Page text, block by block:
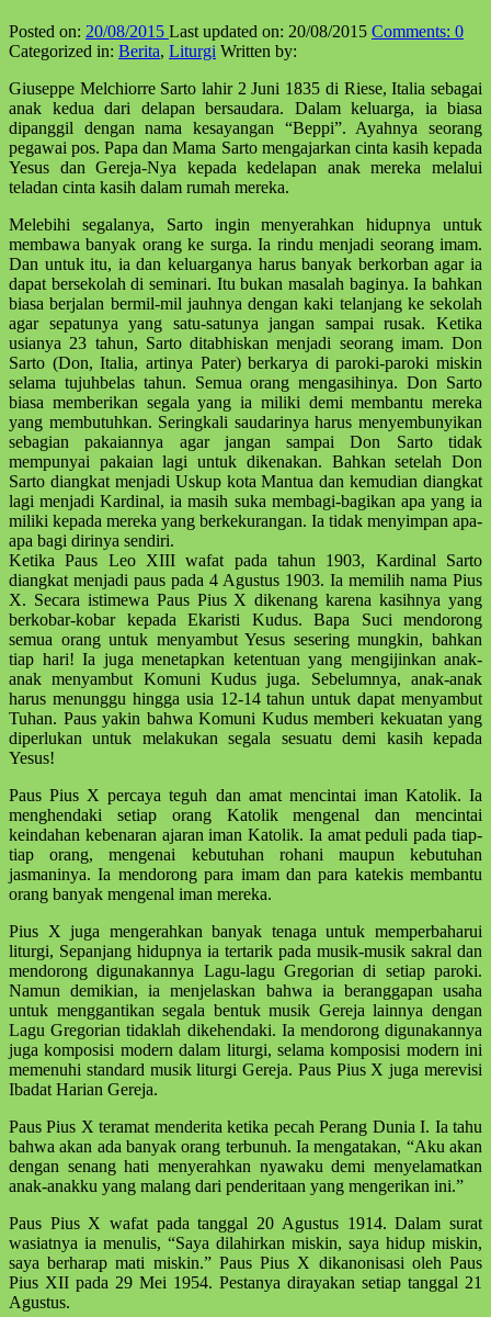
Posted on: 20/08/2015 Last updated on: 20/08/2015 Comments: 0
Categorized in: Berita, Liturgi Written by:
Giuseppe Melchiorre Sarto lahir 2 Juni 1835 di Riese, Italia sebagai
anak kedua dari delapan bersaudara. Dalam keluarga, ia biasa
dipanggil dengan nama kesayangan “Beppi”. Ayahnya seorang
pegawai pos. Papa dan Mama Sarto mengajarkan cinta kasih kepada
Yesus dan Gereja-Nya kepada kedelapan anak mereka melalui
teladan cinta kasih dalam rumah mereka.
Melebihi segalanya, Sarto ingin menyerahkan hidupnya untuk
membawa banyak orang ke surga. Ia rindu menjadi seorang imam.
Dan untuk itu, ia dan keluarganya harus banyak berkorban agar ia
dapat bersekolah di seminari. Itu bukan masalah baginya. Ia bahkan
biasa berjalan bermil-mil jauhnya dengan kaki telanjang ke sekolah
agar sepatunya yang satu-satunya jangan sampai rusak. Ketika
usianya 23 tahun, Sarto ditabhiskan menjadi seorang imam. Don
Sarto (Don, Italia, artinya Pater) berkarya di paroki-paroki miskin
selama tujuhbelas tahun. Semua orang mengasihinya. Don Sarto
biasa memberikan segala yang ia miliki demi membantu mereka
yang membutuhkan. Seringkali saudarinya harus menyembunyikan
sebagian pakaiannya agar jangan sampai Don Sarto tidak
mempunyai pakaian lagi untuk dikenakan. Bahkan setelah Don
Sarto diangkat menjadi Uskup kota Mantua dan kemudian diangkat
lagi menjadi Kardinal, ia masih suka membagi-bagikan apa yang ia
miliki kepada mereka yang berkekurangan. Ia tidak menyimpan apa-
apa bagi dirinya sendiri.
Ketika Paus Leo XIII wafat pada tahun 1903, Kardinal Sarto
diangkat menjadi paus pada 4 Agustus 1903. Ia memilih nama Pius
X. Secara istimewa Paus Pius X dikenang karena kasihnya yang
berkobar-kobar kepada Ekaristi Kudus. Bapa Suci mendorong
semua orang untuk menyambut Yesus sesering mungkin, bahkan
tiap hari! Ia juga menetapkan ketentuan yang mengijinkan anak-
anak menyambut Komuni Kudus juga. Sebelumnya, anak-anak
harus menunggu hingga usia 12-14 tahun untuk dapat menyambut
Tuhan. Paus yakin bahwa Komuni Kudus memberi kekuatan yang
diperlukan untuk melakukan segala sesuatu demi kasih kepada
Yesus!
Paus Pius X percaya teguh dan amat mencintai iman Katolik. Ia
menghendaki setiap orang Katolik mengenal dan mencintai
keindahan kebenaran ajaran iman Katolik. Ia amat peduli pada tiap-
tiap orang, mengenai kebutuhan rohani maupun kebutuhan
jasmaninya. Ia mendorong para imam dan para katekis membantu
orang banyak mengenal iman mereka.
Pius X juga mengerahkan banyak tenaga untuk memperbaharui
liturgi, Sepanjang hidupnya ia tertarik pada musik-musik sakral dan
mendorong digunakannya Lagu-lagu Gregorian di setiap paroki.
Namun demikian, ia menjelaskan bahwa ia beranggapan usaha
untuk menggantikan segala bentuk musik Gereja lainnya dengan
Lagu Gregorian tidaklah dikehendaki. Ia mendorong digunakannya
juga komposisi modern dalam liturgi, selama komposisi modern ini
memenuhi standard musik liturgi Gereja. Paus Pius X juga merevisi
Ibadat Harian Gereja.
Paus Pius X teramat menderita ketika pecah Perang Dunia I. Ia tahu
bahwa akan ada banyak orang terbunuh. Ia mengatakan, “Aku akan
dengan senang hati menyerahkan nyawaku demi menyelamatkan
anak-anakku yang malang dari penderitaan yang mengerikan ini.”
Paus Pius X wafat pada tanggal 20 Agustus 1914. Dalam surat
wasiatnya ia menulis, “Saya dilahirkan miskin, saya hidup miskin,
saya berharap mati miskin.” Paus Pius X dikanonisasi oleh Paus
Pius XII pada 29 Mei 1954. Pestanya dirayakan setiap tanggal 21
Agustus.